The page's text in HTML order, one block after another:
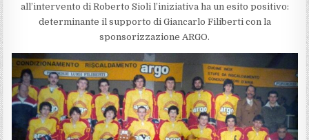
all’intervento di Roberto Sioli l’iniziativa ha un esito positivo:
determinante il supporto di Giancarlo Filiberti con la
sponsorizzazione ARGO.